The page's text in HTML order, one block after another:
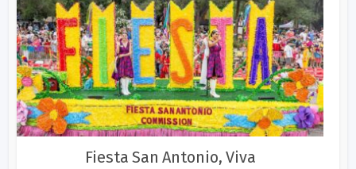
Fiesta San Antonio, Viva